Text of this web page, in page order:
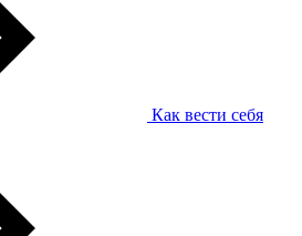
Как вести себя